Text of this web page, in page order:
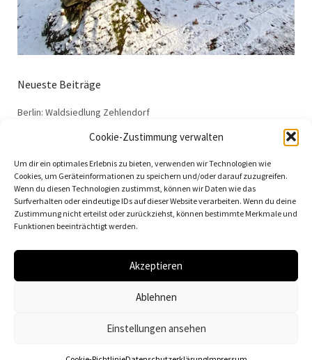
Cookie-Zustimmung verwalten
Um dir ein optimales Erlebnis zu bieten, verwenden wir Technologien wie
Cookies, um Geräteinformationen zu speichern und/oder darauf zuzugreifen.
Wenn du diesen Technologien zustimmst, können wir Daten wie das
Surfverhalten oder eindeutige IDs auf dieser Website verarbeiten. Wenn du deine
Zustimmung nicht erteilst oder zurückziehst, können bestimmte Merkmale und
Funktionen beeinträchtigt werden.
Akzeptieren
Ablehnen
Einstellungen ansehen
Neueste Beiträge
Berlin: Waldsiedlung Zehlendorf
Dessau: Haus Anton
Dessau: Arbeitsamt
Dessau: 100 Jahre Bauhaus
Vielfalt der Moderne | Daniela Christmann